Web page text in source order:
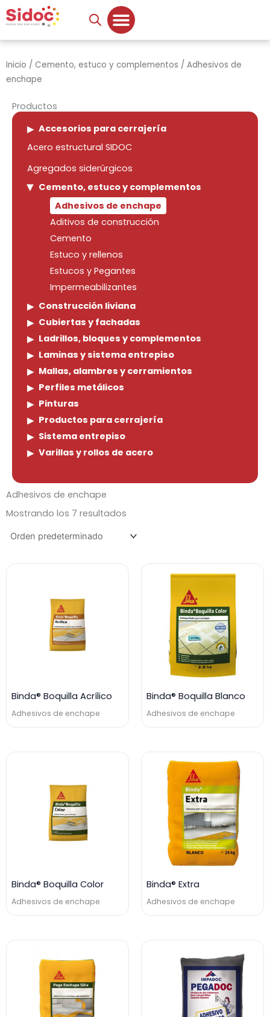
al
contenido
Inicio / Cemento, estuco y complementos / Adhesivos de
enchape
Productos
Accesorios para cerrajería
Acero estructural SIDOC
Agregados siderúrgicos
Cemento, estuco y complementos
Adhesivos de enchape
Aditivos de construcción
Cemento
Estuco y rellenos
Estucos y Pegantes
Impermeabilizantes
Construcción liviana
Cubiertas y fachadas
Ladrillos, bloques y complementos
Laminas y sistema entrepiso
Mallas, alambres y cerramientos
Perfiles metálicos
Pinturas
Productos para cerrajería
Sistema entrepiso
Varillas y rollos de acero
Adhesivos de enchape
Mostrando los 7 resultados
Binda® Boquilla Acrílico
Adhesivos de enchape
Binda® Boquilla Blanco
Adhesivos de enchape
Binda® Boquilla Color
Adhesivos de enchape
Binda® Extra
Adhesivos de enchape